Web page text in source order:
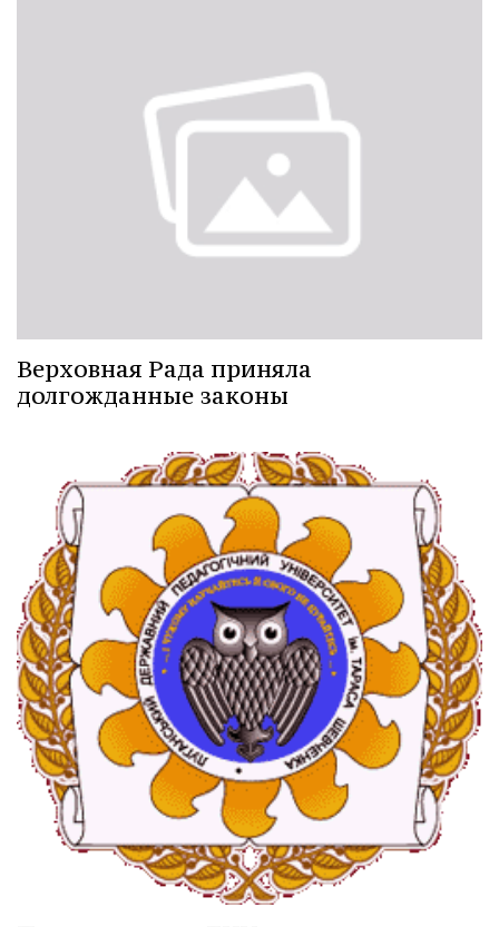
Верховная Рада приняла
долгожданные законы